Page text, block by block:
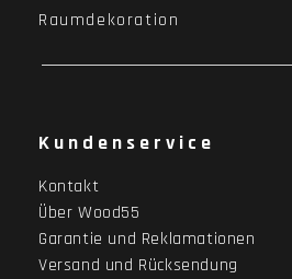
Raumdekoration
Kundenservice
Kontakt
Über Wood55
Garantie und Reklamationen
Versand und Rücksendung